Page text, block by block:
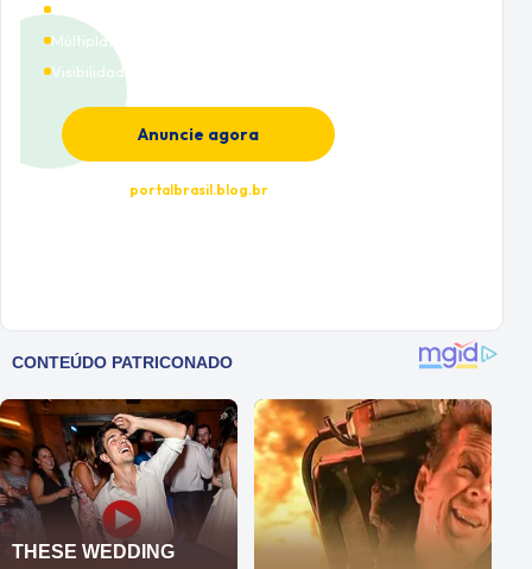
Múltiplas categorias
Visibilidade premium
Anuncie agora
portalbrasil.blog.br